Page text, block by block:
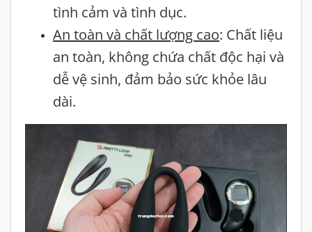
tình cảm và tình dục.
An toàn và chất lượng cao: Chất liệu
an toàn, không chứa chất độc hại và
dễ vệ sinh, đảm bảo sức khỏe lâu
dài.